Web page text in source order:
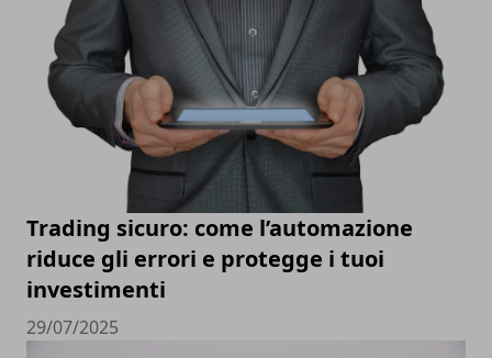
Trading sicuro: come l’automazione
riduce gli errori e protegge i tuoi
investimenti
29/07/2025